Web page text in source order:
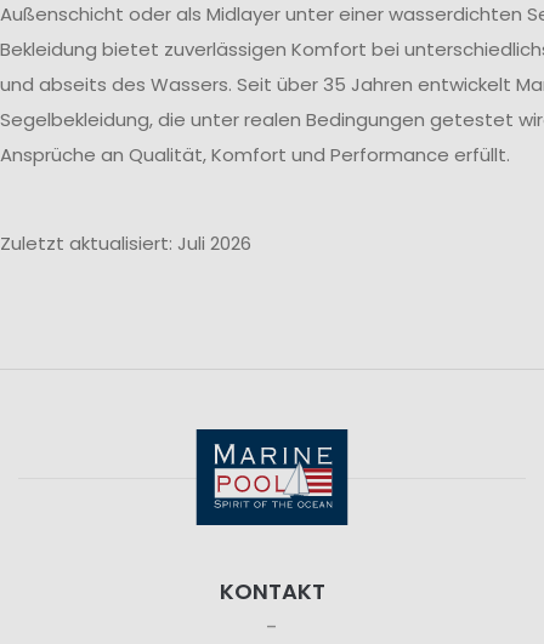
Außenschicht oder als Midlayer unter einer wasserdichten
Bekleidung bietet zuverlässigen Komfort bei
und abseits des Wassers. Seit über 35 Jahren entwickelt
Segelbekleidung, die unter realen Bedingungen getestet
Ansprüche an Qualität, Komfort und Performance erfüllt.
Zuletzt aktualisiert: Juli 2026
KONTAKT